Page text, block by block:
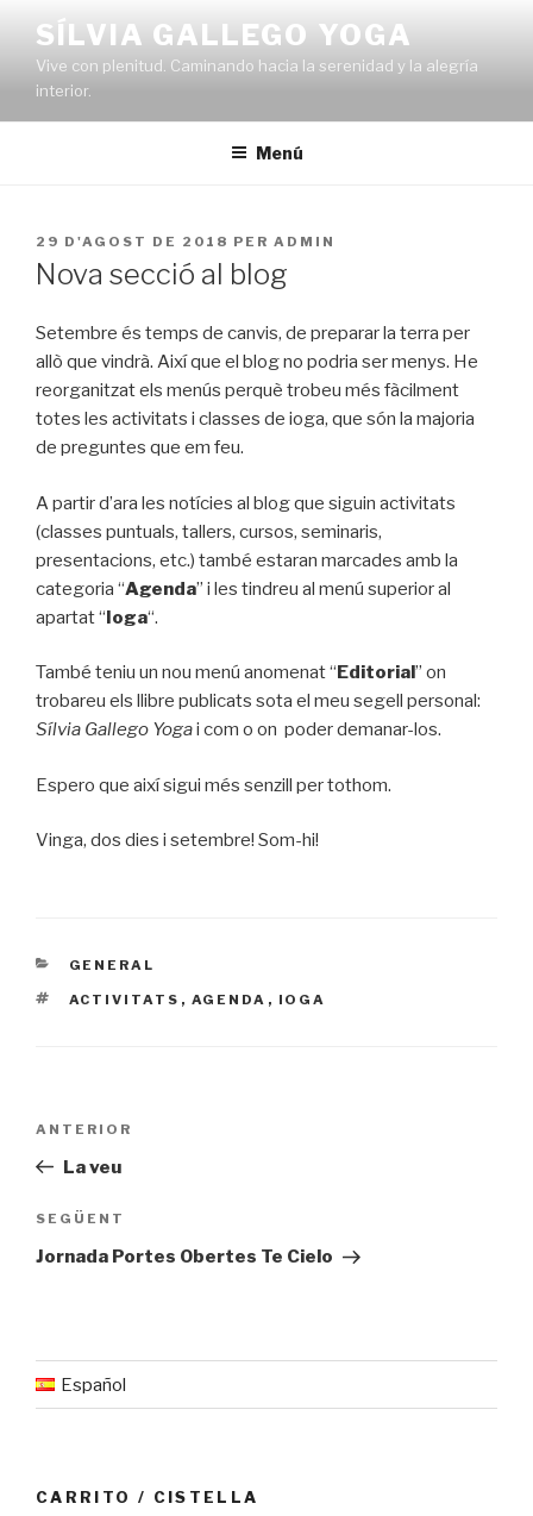
contingut
SÍLVIA GALLEGO YOGA
Vive con plenitud. Caminando hacia la serenidad y la alegría
interior.
Menú
PUBLICAT
A
29 D'AGOST DE 2018 PER ADMIN
Nova secció al blog
Setembre és temps de canvis, de preparar la terra per
allò que vindrà. Així que el blog no podria ser menys. He
reorganitzat els menús perquè trobeu més fàcilment
totes les activitats i classes de ioga, que són la majoria
de preguntes que em feu.
A partir d’ara les notícies al blog que siguin activitats
(classes puntuals, tallers, cursos, seminaris,
presentacions, etc.) també estaran marcades amb la
categoria “Agenda” i les tindreu al menú superior al
apartat “Ioga“.
També teniu un nou menú anomenat “Editorial” on
trobareu els llibre publicats sota el meu segell personal:
Sílvia Gallego Yogai com o on poder demanar-los.
Espero que així sigui més senzill per tothom.
Vinga, dos dies i setembre! Som-hi!
CATEGORIES
GENERAL
ETIQUETES
ACTIVITATS , AGENDA , IOGA
Entrada
anterior
ANTERIOR
La veu
Entrada
següent
SEGÜENT
Jornada Portes Obertes Te Cielo
Español
CARRITO / CISTELLA